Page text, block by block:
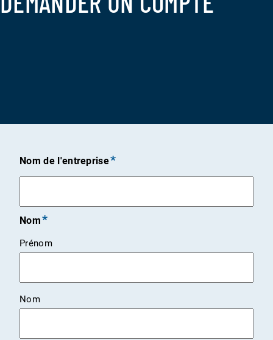
Nom de l'entreprise
Nom
Prénom
Nom